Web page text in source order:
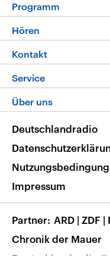
Programm
Programm
Die
Neue Beiträge
Hören
Livestream
Podcasts
Nachrichten
Frequenzen
Kontakt
Hörerservice
Service
FAQ
Veranstaltungen
Musikliste
RSS
Über uns
Barrierefreiheit
Deutschlandradio
Impressum
Partner ARD | ZDF |
Chronik der Mauer